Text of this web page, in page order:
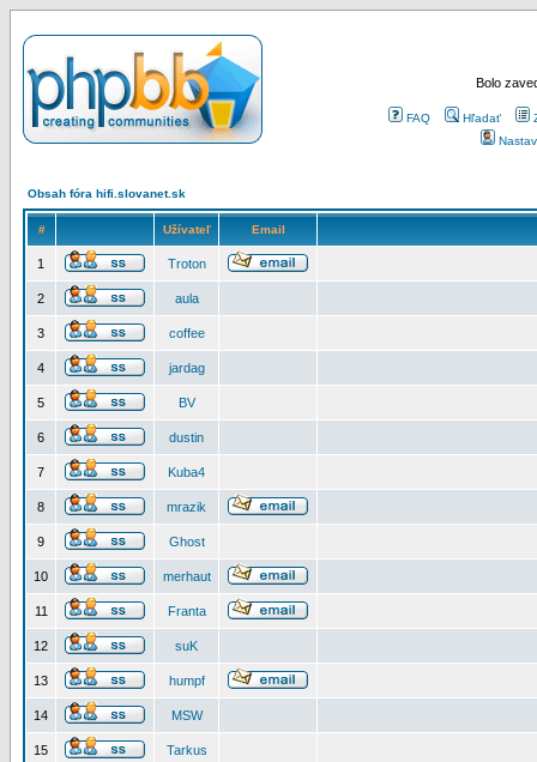
Bolo
FAQ Hľadať
Obsah fóra hifi.slovanet.sk
# Užívateľ Email
1 Troton
2 aula
3 coffee
4 jardag
5 BV
6 dustin
7 Kuba4
8 mrazik
9 Ghost
10 merhaut
11 Franta
12 suK
13 humpf
14 MSW
15 Tarkus